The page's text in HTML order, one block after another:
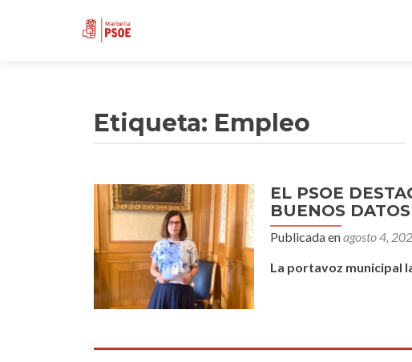
Etiqueta: Empleo
EL PSOE
BUENOS
Publicada enagosto 4,
La portavoz municipal